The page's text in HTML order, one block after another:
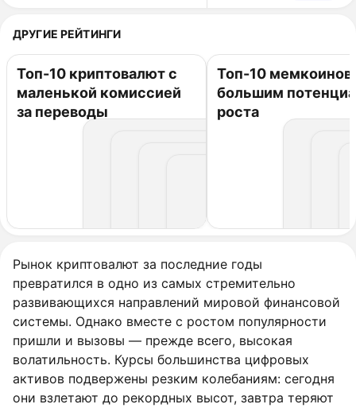
ДРУГИЕ РЕЙТИНГИ
Топ-10 криптовалют с
маленькой комиссией
за переводы
Топ-10 мемкоинов
большим
роста
Рынок криптовалют за последние годы
превратился в одно из самых стремительно
развивающихся направлений мировой финансовой
системы. Однако вместе с ростом популярности
пришли и вызовы — прежде всего, высокая
волатильность. Курсы большинства цифровых
активов подвержены резким колебаниям: сегодня
они взлетают до рекордных высот, завтра теряют